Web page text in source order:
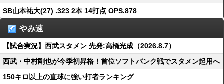
SB山本祐大(27) .323 2本 14打点 OPS.878
やみ速
【試合実況】西武スタメン 先発:高橋光成（2026.8.7）
西武・中村剛也が今季初昇格！首位ソフトバンク戦でスタメン起用へ
150キロ以上の直球に強い打者ランキング